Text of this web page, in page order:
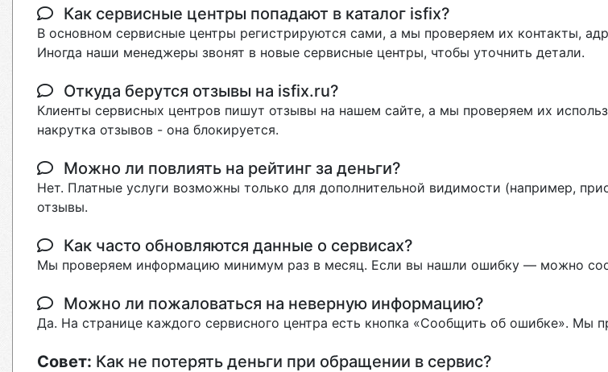
Как сервисные центры попадают в каталог isfix?
В основном сервисные центры регистрируются сами, а мы проверяем их контакты,
Иногда наши менеджеры звонят в новые сервисные центры, чтобы уточнить детали.
Откуда берутся отзывы на isfix.ru?
Клиенты сервисных центров пишут отзывы на нашем сайте, а мы проверяем их
накрутка отзывов - она блокируется.
Можно ли повлиять на рейтинг за деньги?
Нет. Платные услуги возможны только для дополнительной видимости (например,
отзывы.
Как часто обновляются данные о сервисах?
Мы проверяем информацию минимум раз в месяц. Если вы нашли ошибку — можно
Можно ли пожаловаться на неверную информацию?
Да. На странице каждого сервисного центра есть кнопка «Сообщить об ошибке». Мы
Совет: Как не потерять деньги при обращении в сервис?